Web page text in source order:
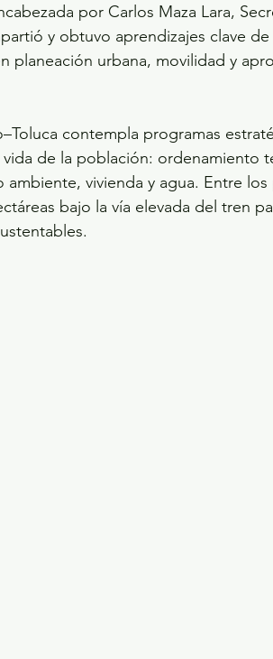
por Carlos Maza Lara,
y obtuvo aprendizajes clave
planeación urbana, movilidad y
contempla programas
de la población: ordenamiento
vivienda y agua. Entre
bajo la vía elevada del tren